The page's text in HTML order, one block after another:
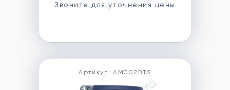
Звоните для уточнения цены
Артикул: AM002BTS